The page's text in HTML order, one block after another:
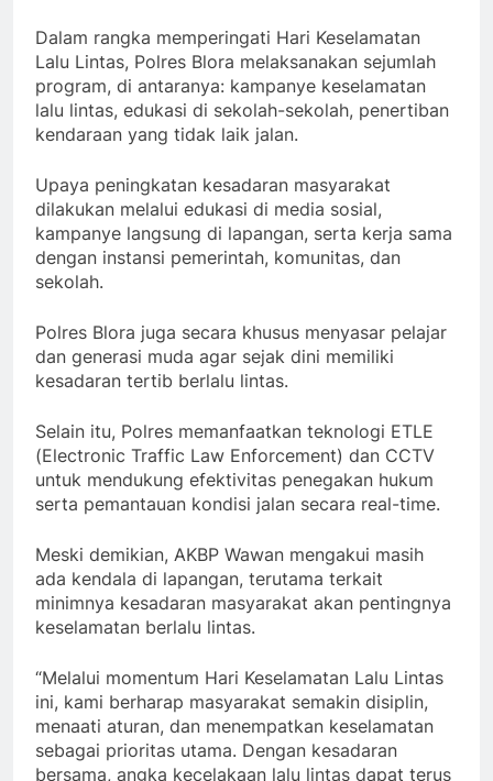
Dalam rangka memperingati Hari Keselamatan
Lalu Lintas, Polres Blora melaksanakan sejumlah
program, di antaranya: kampanye keselamatan
lalu lintas, edukasi di sekolah-sekolah, penertiban
kendaraan yang tidak laik jalan.
Upaya peningkatan kesadaran masyarakat
dilakukan melalui edukasi di media sosial,
kampanye langsung di lapangan, serta kerja sama
dengan instansi pemerintah, komunitas, dan
sekolah.
Polres Blora juga secara khusus menyasar pelajar
dan generasi muda agar sejak dini memiliki
kesadaran tertib berlalu lintas.
Selain itu, Polres memanfaatkan teknologi ETLE
(Electronic Traffic Law Enforcement) dan CCTV
untuk mendukung efektivitas penegakan hukum
serta pemantauan kondisi jalan secara real-time.
Meski demikian, AKBP Wawan mengakui masih
ada kendala di lapangan, terutama terkait
minimnya kesadaran masyarakat akan pentingnya
keselamatan berlalu lintas.
“Melalui momentum Hari Keselamatan Lalu Lintas
ini, kami berharap masyarakat semakin disiplin,
menaati aturan, dan menempatkan keselamatan
sebagai prioritas utama. Dengan kesadaran
bersama, angka kecelakaan lalu lintas dapat terus